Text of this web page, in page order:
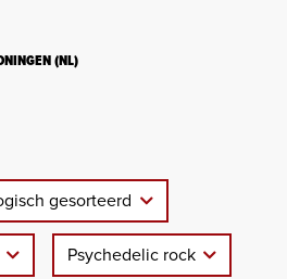
(NL)
gesorteerd
Psychedelic rock